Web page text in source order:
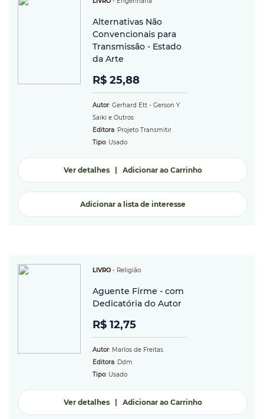
Alternativas Não
Convencionais para
Transmissão - Estado
da Arte
R$ 25,88
Autor: Gerhard Ett - Gerson Y
Saiki e Outros
Editora: Projeto Transmitir
Tipo: Usado
Ver detalhes| Adicionar ao Carrinho
Adicionar a lista de interesse
LIVRO - Religião
Aguente Firme - com
Dedicatória do Autor
R$ 12,75
Autor: Marlos de Freitas
Editora: Ddm
Tipo: Usado
Ver detalhes| Adicionar ao Carrinho